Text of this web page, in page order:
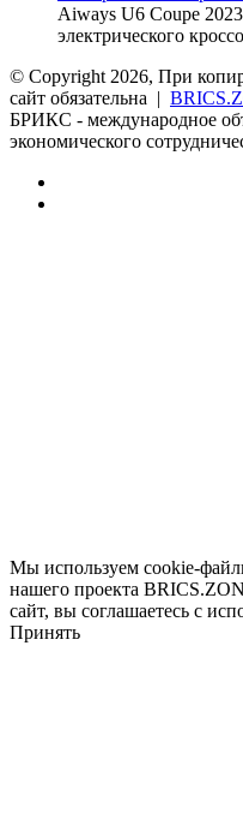
Aiways U6 Coupe
электрического
© Copyright 2026, При
сайт обязательна |
БРИКС - международное
экономического
Мы используем cookie-
нашего проекта
сайт, вы соглашаетесь с
Принять